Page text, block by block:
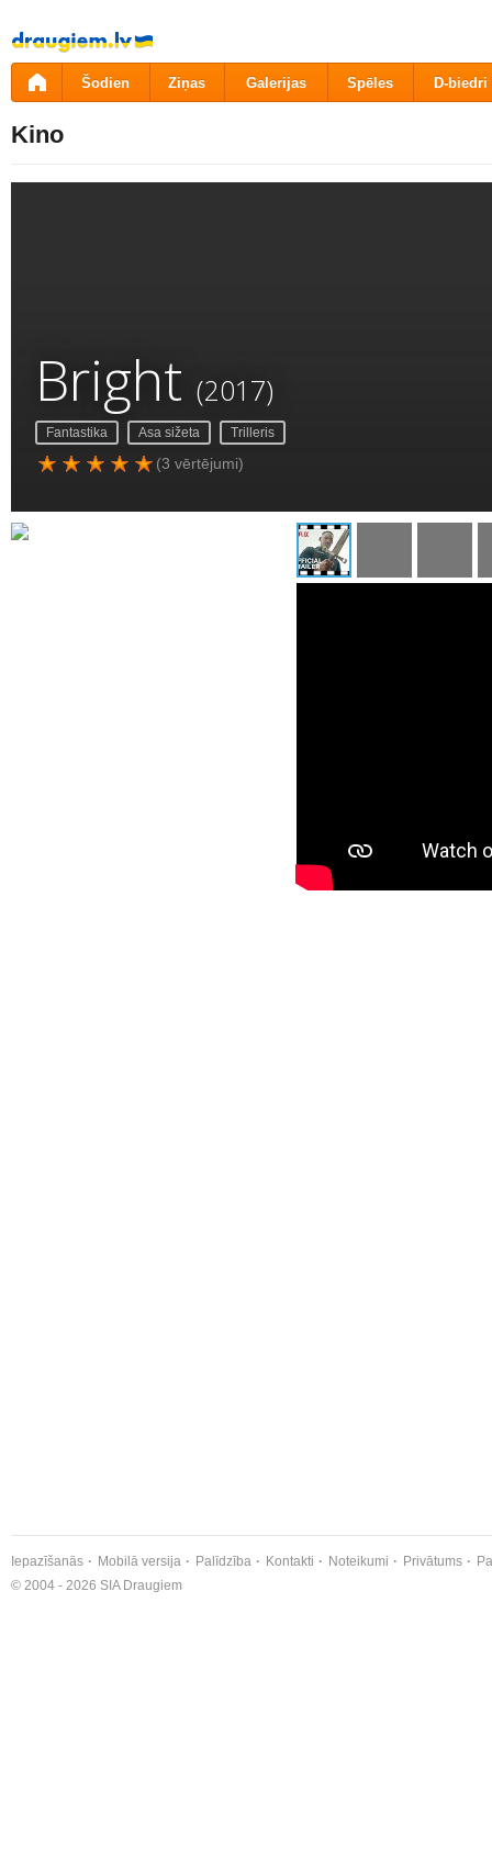
Pāriet
uz
saturu
Šodien Ziņas Galerijas Spēles D-biedri
Kino
Bright (2017)
Fantastika Asa sižeta Trilleris
(3 vērtējumi)
Iepazīšanās Mobilā versija Palīdzība Kontakti Noteikumi Privātums
© 2004 - 2026 SIA Draugiem